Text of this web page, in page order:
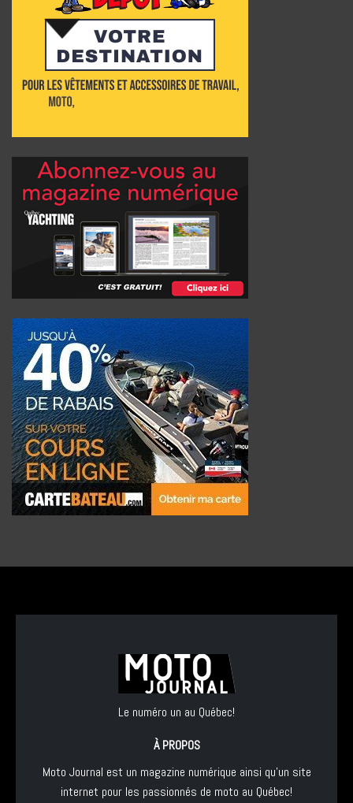
Le numéro un au Québec!
À PROPOS
Moto Journal est un magazine numérique ainsi qu'un site
internet pour les passionnés de moto au Québec!